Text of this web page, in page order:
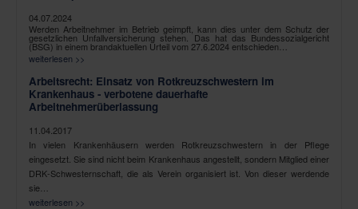
04.07.2024
Werden Arbeitnehmer im Betrieb geimpft, kann dies unter dem Schutz der
gesetzlichen Unfallversicherung stehen. Das hat das Bundessozialgericht
(BSG) in einem brandaktuellen Urteil vom 27.6.2024 entschieden…
weiterlesen >>
Arbeitsrecht: Einsatz von Rotkreuzschwestern im
Krankenhaus - verbotene dauerhafte
Arbeitnehmerüberlassung
11.04.2017
In vielen Krankenhäusern werden Rotkreuzschwestern in der Pflege
eingesetzt. Sie sind nicht beim Krankenhaus angestellt, sondern Mitglied einer
DRK-Schwesternschaft, die als Verein organisiert ist. Von dieser werdende
sie…
weiterlesen >>